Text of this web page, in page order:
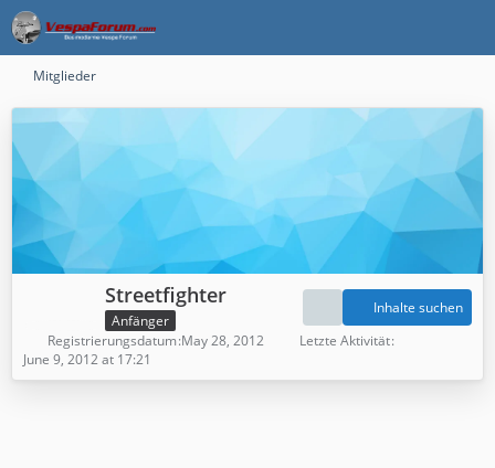
Mitglieder
Streetfighter
Anfänger
Inhalte suchen
Registrierungsdatum May 28, 2012
Letzte Aktivität
June 9, 2012 at 17:21